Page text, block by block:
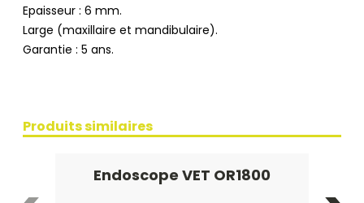
Epaisseur : 6 mm.
Large (maxillaire et mandibulaire).
Garantie : 5 ans.
Produits similaires
Endoscope VET OR1800